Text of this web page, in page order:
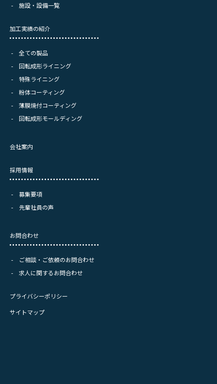
施設・設備一覧
加工実績の紹介
全ての製品
回転成形ライニング
特殊ライニング
粉体コーティング
薄膜焼付コーティング
回転成形モールディング
会社案内
採用情報
募集要項
先輩社員の声
お問合わせ
ご相談・ご依頼のお問合わせ
求人に関するお問合わせ
プライバシーポリシー
サイトマップ